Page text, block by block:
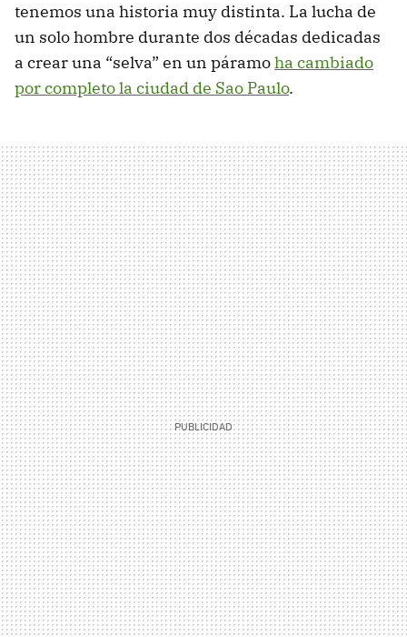
tenemos una historia muy distinta. La lucha de
un solo hombre durante dos décadas dedicadas
a crear una “selva” en un páramoha cambiado
por completo la ciudad de Sao Paulo.